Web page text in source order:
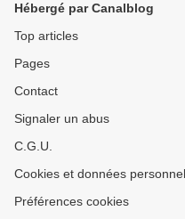
Hébergé par Canalblog
Top articles
Pages
Contact
Signaler un abus
C.G.U.
Cookies et données
Préférences cookies